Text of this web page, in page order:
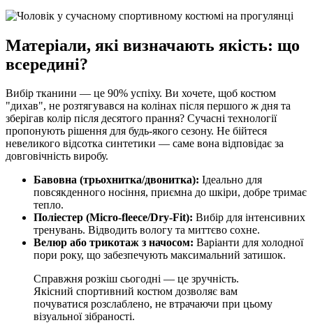
Матеріали, які визначають якість: що
всередині?
Вибір тканини — це 90% успіху. Ви хочете, щоб костюм
"дихав", не розтягувався на колінах після першого ж дня та
зберігав колір після десятого прання? Сучасні технології
пропонують рішення для будь-якого сезону. Не бійтеся
невеликого відсотка синтетики — саме вона відповідає за
довговічність виробу.
Бавовна (трьохнитка/двонитка): Ідеально для
повсякденного носіння, приємна до шкіри, добре тримає
тепло.
Поліестер (Micro-fleece/Dry-Fit): Вибір для інтенсивних
тренувань. Відводить вологу та миттєво сохне.
Велюр або трикотаж з начосом: Варіанти для холодної
пори року, що забезпечують максимальний затишок.
Справжня розкіш сьогодні — це зручність.
Якісний спортивний костюм дозволяє вам
почуватися розслаблено, не втрачаючи при цьому
візуальної зібраності.